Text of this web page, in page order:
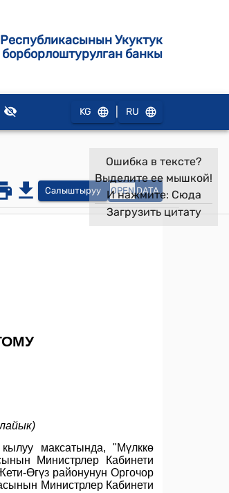
Укуктук
банкы
KG RU
Салыштыруу OPEN DATA
Ошибка в тексте?
Выделите ее мышкой!
И нажмите: Сюда
Загрузить цитату